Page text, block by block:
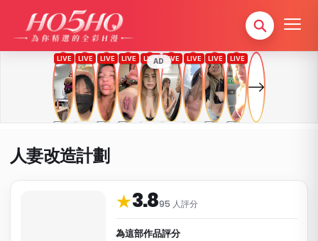
AD
人妻改造計劃
★3.895 人評分
為這部作品評分
作品資料與分類